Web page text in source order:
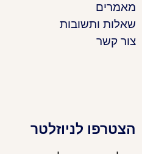
מאמרים
שאלות ותשובות
צור קשר
הצטרפו לניוזלטר